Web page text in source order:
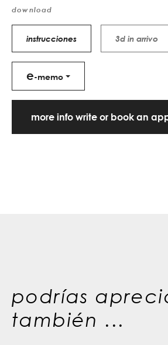
download
instrucciones 3d in arrivo
e-memo
more info write or book an
podrías
también ...